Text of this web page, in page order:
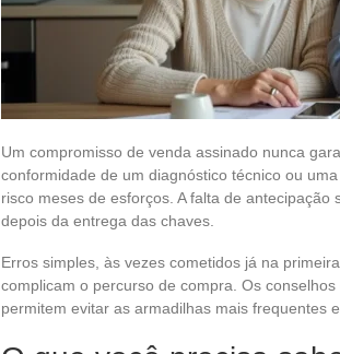
Um compromisso de venda assinado nunca
conformidade de um diagnóstico técnico ou
risco meses de esforços. A falta de
depois da entrega das chaves.
Erros simples, às vezes cometidos já na
complicam o percurso de compra. Os
permitem evitar as armadilhas mais frequentes